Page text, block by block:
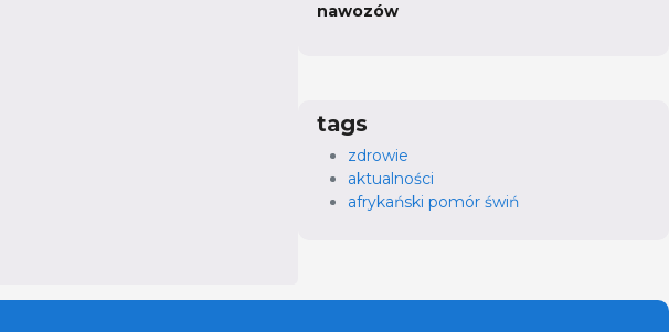
nawozów
tags
zdrowie
aktualności
afrykański pomór świń